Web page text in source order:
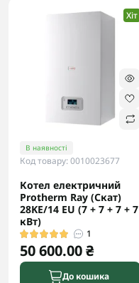
Хіт
В наявності
Код товару: 0010023677
Котел електричний
Protherm Ray (Скат)
28KE/14 ЕU (7 + 7 + 7 + 7
кВт)
1
50 600.00 ₴
До кошика